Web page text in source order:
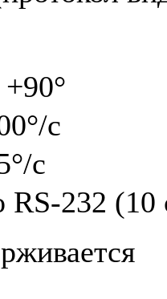
с
с
RS-232